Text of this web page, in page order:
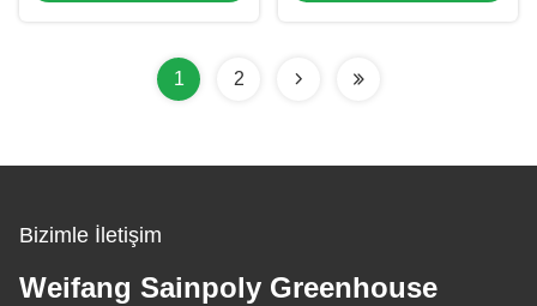
1 2
Bizimle İletişim
Weifang Sainpoly Greenhouse